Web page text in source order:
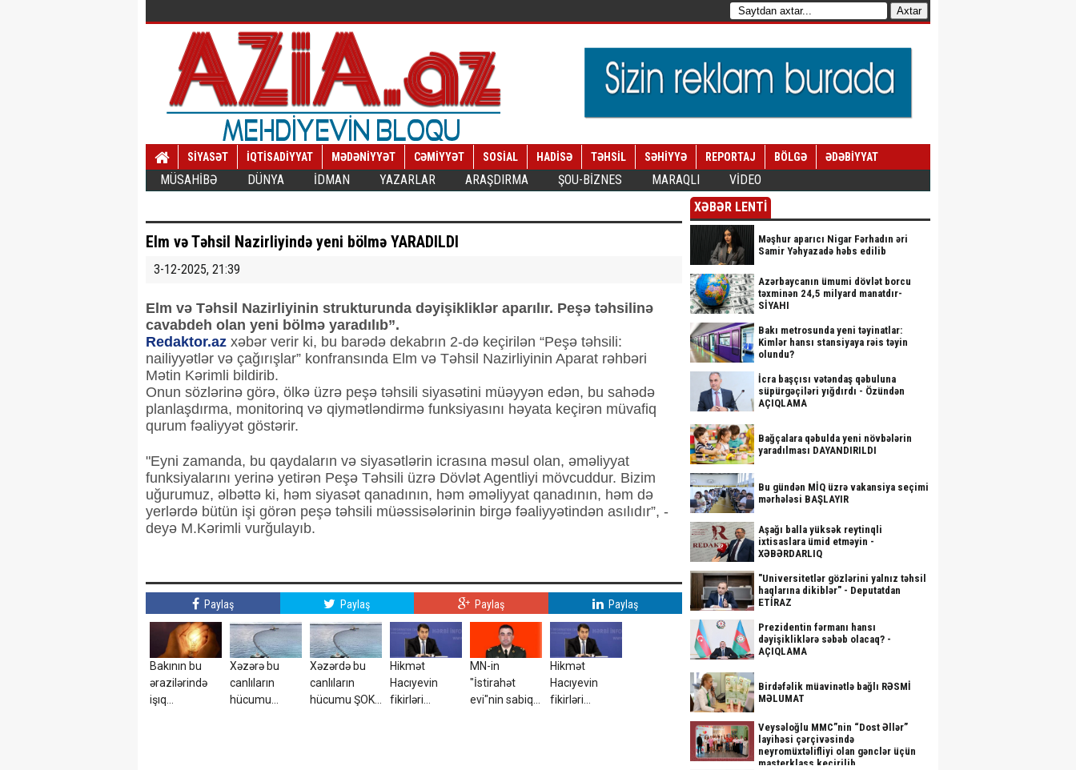
SİYASƏT İQTİSADİYYAT MƏDƏNİYYƏT CƏMİYYƏT SOSİAL HADİSƏ TƏHSİL SƏHİYYƏ REPORTAJ BÖLGƏ ƏDƏBİYYAT
MÜSAHİBƏ DÜNYA İDMAN YAZARLAR ARAŞDIRMA ŞOU-BİZNES MARAQLI VİDEO
Elm və Təhsil Nazirliyində yeni bölmə YARADILDI
3-12-2025, 21:39
Elm və Təhsil Nazirliyinin strukturunda dəyişikliklər aparılır. Peşə təhsilinə
cavabdeh olan yeni bölmə yaradılıb”.
Redaktor.az xəbər verir ki, bu barədə dekabrın 2-də keçirilən “Peşə təhsili:
nailiyyətlər və çağırışlar” konfransında Elm və Təhsil Nazirliyinin Aparat rəhbəri
Mətin Kərimli bildirib.
Onun sözlərinə görə, ölkə üzrə peşə təhsili siyasətini müəyyən edən, bu sahədə
planlaşdırma, monitorinq və qiymətləndirmə funksiyasını həyata keçirən müvafiq
qurum fəaliyyət göstərir.
"Eyni zamanda, bu qaydaların və siyasətlərin icrasına məsul olan, əməliyyat
funksiyalarını yerinə yetirən Peşə Təhsili üzrə Dövlət Agentliyi mövcuddur. Bizim
uğurumuz, əlbəttə ki, həm siyasət qanadının, həm əməliyyat qanadının, həm də
yerlərdə bütün işi görən peşə təhsili müəssisələrinin birgə fəaliyyətindən asılıdır”, -
deyə M.Kərimli vurğulayıb.
Paylaş Paylaş Paylaş Paylaş
Bakının bu
ərazilərində
işıq
Xəzərə bu
canlıların
hücumu
Xəzərdə bu
canlıların
hücumu ŞOK
Hikmət
Hacıyevin
fikirləri
MN-in
"İstirahət
evi"nin sabiq
Hikmət
Hacıyevin
fikirləri
XƏBƏR LENTİ
Məşhur aparıcı Nigar Fərhadın əri
Samir Yəhyazadə həbs edilib
Azərbaycanın ümumi dövlət borcu
təxminən 24,5 milyard manatdır-
SİYAHI
Bakı metrosunda yeni təyinatlar:
Kimlər hansı stansiyaya rəis təyin
olundu?
İcra başçısı vətəndaş qəbuluna
süpürgəçiləri yığdırdı - Özündən
AÇIQLAMA
Bağçalara qəbulda yeni növbələrin
yaradılması DAYANDIRILDI
Bu gündən MİQ üzrə vakansiya seçimi
mərhələsi BAŞLAYIR
Aşağı balla yüksək reytinqli
ixtisaslara ümid etməyin -
XƏBƏRDARLIQ
"Universitetlər gözlərini yalnız təhsil
haqlarına dikiblər" - Deputatdan
ETİRAZ
Prezidentin fərmanı hansı
dəyişikliklərə səbəb olacaq? -
AÇIQLAMA
Birdəfəlik müavinətlə bağlı RƏSMİ
MƏLUMAT
Veysəloğlu MMC”nin “Dost Əllər”
layihəsi çərçivəsində
neyromüxtəlifliyi olan gənclər üçün
masterklass keçirilib